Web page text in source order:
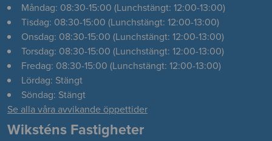
Måndag: 08:30-15:00 (Lunchstängt: 12:00-13:00)
Tisdag: 08:30-15:00 (Lunchstängt: 12:00-13:00)
Onsdag: 08:30-15:00 (Lunchstängt: 12:00-13:00)
Torsdag: 08:30-15:00 (Lunchstängt: 12:00-13:00)
Fredag: 08:30-15:00 (Lunchstängt: 12:00-13:00)
Lördag: Stängt
Söndag: Stängt
Se alla våra avvikande öppettider
Wiksténs Fastigheter